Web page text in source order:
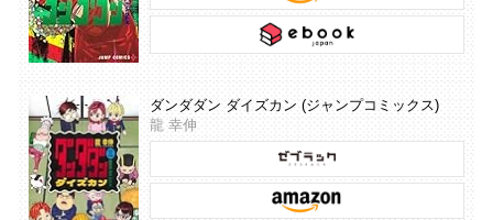
ダンダダン ダイズカン (ジャンプコミックス)
龍 幸伸